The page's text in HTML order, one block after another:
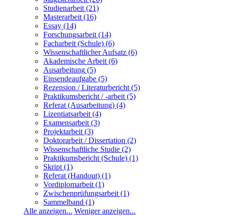
Studienarbeit (21)
Masterarbeit (16)
Essay (14)
Forschungsarbeit (14)
Facharbeit (Schule) (6)
Wissenschaftlicher Aufsatz (6)
Akademische Arbeit (6)
Ausarbeitung (5)
Einsendeaufgabe (5)
Rezension / Literaturbericht (5)
Praktikumsbericht / -arbeit (5)
Referat (Ausarbeitung) (4)
Lizentiatsarbeit (4)
Examensarbeit (3)
Projektarbeit (3)
Doktorarbeit / Dissertation (2)
Wissenschaftliche Studie (2)
Praktikumsbericht (Schule) (1)
Skript (1)
Referat (Handout) (1)
Vordiplomarbeit (1)
Zwischenprüfungsarbeit (1)
Sammelband (1)
Alle anzeigen... Weniger anzeigen...